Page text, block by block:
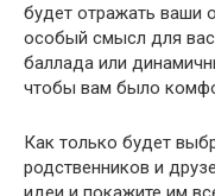
будет отражать ваши
особый смысл для
баллада или
чтобы вам было
Как только будет
родственников и